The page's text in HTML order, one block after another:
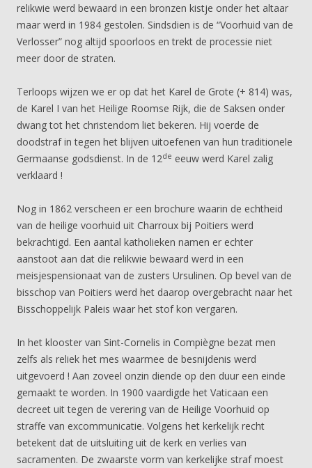
relikwie werd bewaard in een bronzen kistje onder het altaar
maar werd in 1984 gestolen. Sindsdien is de “Voorhuid van de
Verlosser” nog altijd spoorloos en trekt de processie niet
meer door de straten.
Terloops wijzen we er op dat het Karel de Grote (+ 814) was,
de Karel I van het Heilige Roomse Rijk, die de Saksen onder
dwang tot het christendom liet bekeren. Hij voerde de
doodstraf in tegen het blijven uitoefenen van hun traditionele
Germaanse godsdienst. In de 12de eeuw werd Karel zalig
verklaard !
Nog in 1862 verscheen er een brochure waarin de echtheid
van de heilige voorhuid uit Charroux bij Poitiers werd
bekrachtigd. Een aantal katholieken namen er echter
aanstoot aan dat die relikwie bewaard werd in een
meisjespensionaat van de zusters Ursulinen. Op bevel van de
bisschop van Poitiers werd het daarop overgebracht naar het
Bisschoppelijk Paleis waar het stof kon vergaren.
In het klooster van Sint-Cornelis in Compiègne bezat men
zelfs als reliek het mes waarmee de besnijdenis werd
uitgevoerd ! Aan zoveel onzin diende op den duur een einde
gemaakt te worden. In 1900 vaardigde het Vaticaan een
decreet uit tegen de verering van de Heilige Voorhuid op
straffe van excommunicatie. Volgens het kerkelijk recht
betekent dat de uitsluiting uit de kerk en verlies van
sacramenten. De zwaarste vorm van kerkelijke straf moest